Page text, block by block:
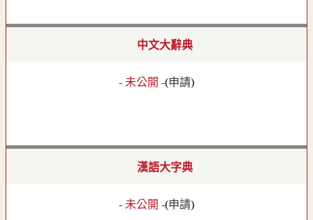
中文大辭典
- 未公開 -(申請)
漢語大字典
- 未公開 -(申請)